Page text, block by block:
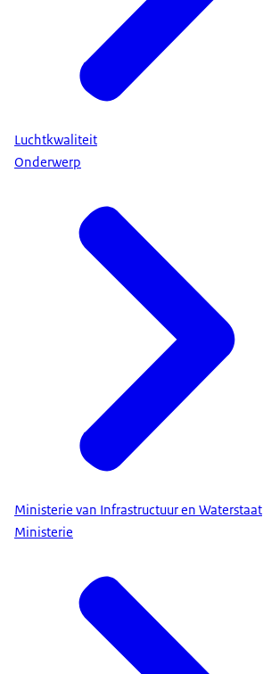
Luchtkwaliteit
Onderwerp
Ministerie van Infrastructuur en Waterstaat
Ministerie